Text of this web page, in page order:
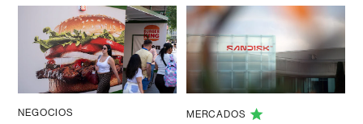
NEGOCIOS MERCADOS